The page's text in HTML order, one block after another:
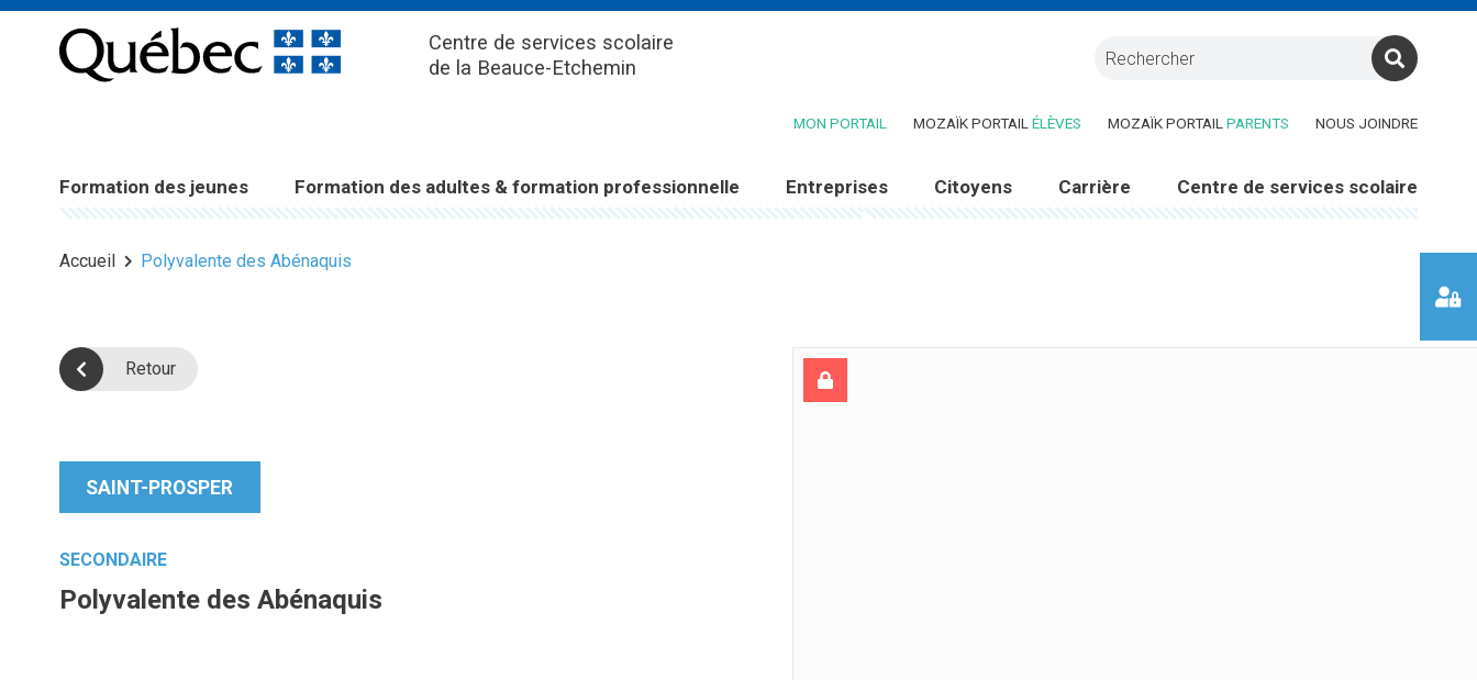
Centre de services scolaire
de la Beauce-Etchemin
MON PORTAIL (CE LIEN OUVRE DANS UNE NOUVELLE FENÊTRE)
MOZAÏK PORTAILÉLÈVES (CE LIEN OUVRE DANS UNE NOUVELLE FENÊTRE)
MOZAÏK PORTAILPARENTS (CE LIEN OUVRE DANS UNE
NOUS JOINDRE
Formation des jeunes Formation des adultes & formation professionnelle Entreprises Citoyens Carrière Centre de services scolaire
Accueil Polyvalente des Abénaquis
Retour
SAINT-PROSPER
SECONDAIRE
Polyvalente des Abénaquis